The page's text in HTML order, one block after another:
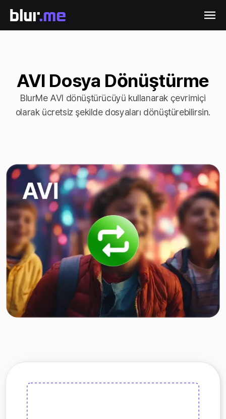
AVI Dosya Dönüştürme
BlurMe AVI dönüştürücüyü kullanarak çevrimiçi
olarak ücretsiz şekilde dosyaları dönüştürebilirsin.